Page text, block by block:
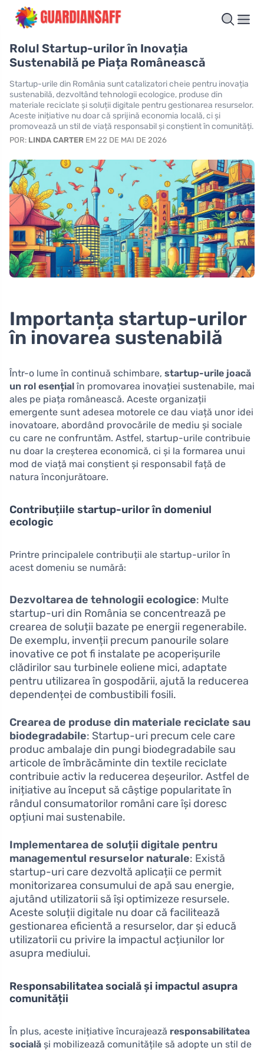
Rolul Startup-urilor în Inovația
Sustenabilă pe Piața Românească
Startup-urile din România sunt catalizatori cheie pentru inovația
sustenabilă, dezvoltând tehnologii ecologice, produse din
materiale reciclate și soluții digitale pentru gestionarea resurselor.
Aceste inițiative nu doar că sprijină economia locală, ci și
promovează un stil de viață responsabil și conștient în comunități.
POR: LINDA CARTER EM 22 DE MAI DE 2026
Importanța startup-urilor
în inovarea sustenabilă
Într-o lume în continuă schimbare, startup-urile joacă
un rol esențialîn promovarea inovației sustenabile, mai
ales pe piața românească. Aceste organizații
emergente sunt adesea motorele ce dau viață unor idei
inovatoare, abordând provocările de mediu și sociale
cu care ne confruntăm. Astfel, startup-urile contribuie
nu doar la creșterea economică, ci și la formarea unui
mod de viață mai conștient și responsabil față de
natura înconjurătoare.
Contribuțiile startup-urilor în domeniul
ecologic
Printre principalele contribuții ale startup-urilor în
acest domeniu se numără:
Dezvoltarea de tehnologii ecologice: Multe
startup-uri din România se concentrează pe
crearea de soluții bazate pe energii regenerabile.
De exemplu, invenții precum panourile solare
inovative ce pot fi instalate pe acoperișurile
clădirilor sau turbinele eoliene mici, adaptate
pentru utilizarea în gospodării, ajută la reducerea
dependenței de combustibili fosili.
Crearea de produse din materiale reciclate sau
biodegradabile: Startup-uri precum cele care
produc ambalaje din pungi biodegradabile sau
articole de îmbrăcăminte din textile reciclate
contribuie activ la reducerea deșeurilor. Astfel de
inițiative au început să câștige popularitate în
rândul consumatorilor români care își doresc
opțiuni mai sustenabile.
Implementarea de soluții digitale pentru
managementul resurselor naturale: Există
startup-uri care dezvoltă aplicații ce permit
monitorizarea consumului de apă sau energie,
ajutând utilizatorii să își optimizeze resursele.
Aceste soluții digitale nu doar că facilitează
gestionarea eficientă a resurselor, dar și educă
utilizatorii cu privire la impactul acțiunilor lor
asupra mediului.
Responsabilitatea socială și impactul asupra
comunității
În plus, aceste inițiative încurajează responsabilitatea
socială și mobilizează comunitățile să adopte un stil de